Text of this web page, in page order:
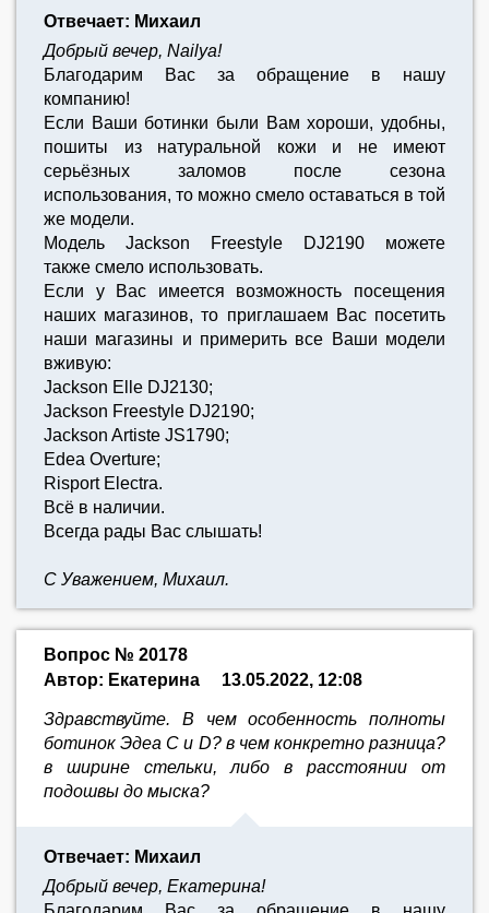
Отвечает: Михаил
Добрый вечер, Nailya!
Благодарим Вас за обращение в нашу
компанию!
Если Ваши ботинки были Вам хороши, удобны,
пошиты из натуральной кожи и не имеют
серьёзных заломов после сезона
использования, то можно смело оставаться в той
же модели.
Модель Jackson Freestyle DJ2190 можете
также смело использовать.
Если у Вас имеется возможность посещения
наших магазинов, то приглашаем Вас посетить
наши магазины и примерить все Ваши модели
вживую:
Jackson Elle DJ2130;
Jackson Freestyle DJ2190;
Jackson Artiste JS1790;
Edea Overture;
Risport Electra.
Всё в наличии.
Всегда рады Вас слышать!
С Уважением, Михаил.
Вопрос № 20178
Автор: Екатерина
13.05.2022, 12:08
Здравствуйте. В чем особенность полноты
ботинок Эдеа С и D? в чем конкретно разница?
в ширине стельки, либо в расстоянии от
подошвы до мыска?
Отвечает: Михаил
Добрый вечер, Екатерина!